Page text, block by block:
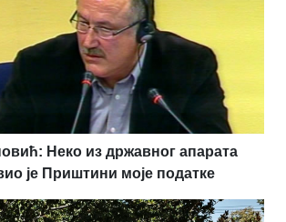
Неко из државног апарата
је Приштини моје податке